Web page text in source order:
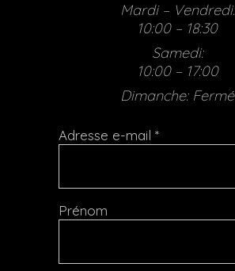
Mardi – Vendredi:
10:00 – 18:30
Samedi:
10:00 – 17:00
Dimanche: Fermé
Adresse e-mail *
Prénom